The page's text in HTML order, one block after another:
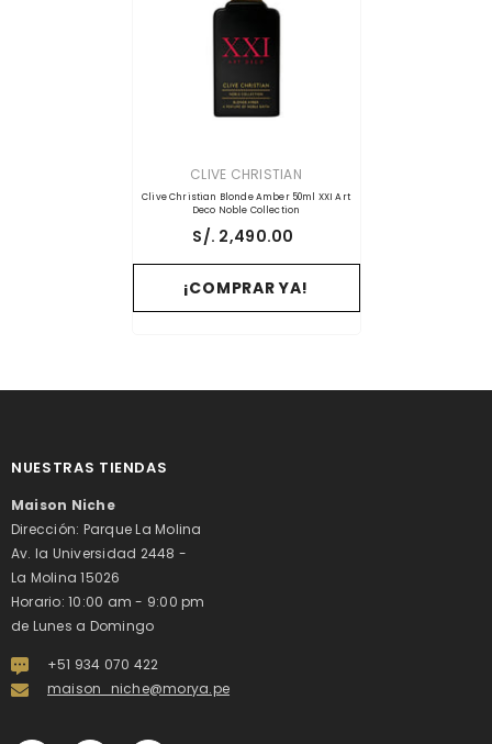
PROVEEDOR:CLIVE CHRISTIAN
Clive Christian Blonde Amber 50ml XXI Art
Deco Noble Collection
S/. 2,490.00
¡COMPRAR YA!
NUESTRAS TIENDAS
Maison Niche
Dirección: Parque La Molina
Av. la Universidad 2448 -
La Molina 15026
Horario: 10:00 am - 9:00 pm
de Lunes a Domingo
+51 934 070 422
maison_niche@morya.pe